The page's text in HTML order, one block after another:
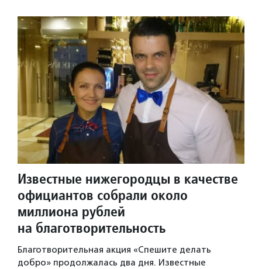
Известные нижегородцы в качестве
официантов собрали около
миллиона рублей
на благотворительность
Благотворительная акция «Спешите делать
добро» продолжалась два дня. Известные